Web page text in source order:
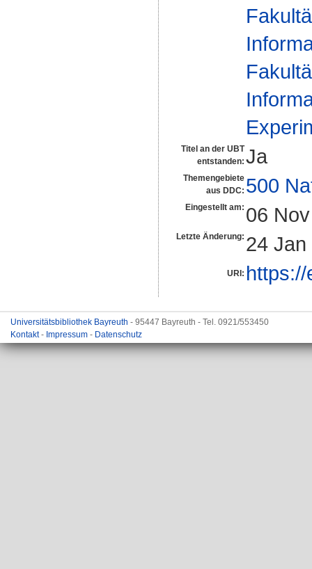
Titel an der UBT
entstanden: Ja
Themengebiete
aus DDC: 500
Eingestellt am: 06
Letzte Änderung: 24
URI:
Universitätsbibliothek Bayreuth - 95447 Bayreuth - Tel. 0921/553450
Kontakt- Impressum - Datenschutz